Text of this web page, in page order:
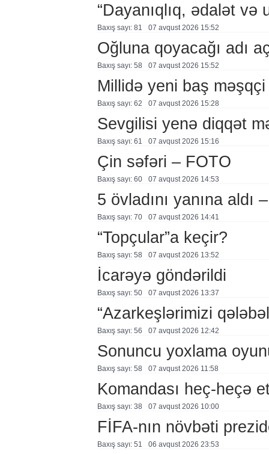
“Dayanıqlıq, ədalət
Baxış sayı: 81 07 avqust 2026 15:52
Oğluna qoyacağı adı
Baxış sayı: 58 07 avqust 2026 15:52
Millidə yeni baş məşqçi
Baxış sayı: 62 07 avqust 2026 15:28
Sevgilisi yenə diqqət
Baxış sayı: 61 07 avqust 2026 15:16
Çin səfəri – FOTO
Baxış sayı: 60 07 avqust 2026 14:53
5 övladını yanına aldı
Baxış sayı: 70 07 avqust 2026 14:41
“Topçular”a keçir?
Baxış sayı: 58 07 avqust 2026 13:52
İcarəyə göndərildi
Baxış sayı: 50 07 avqust 2026 13:37
“Azarkeşlərimizi
Baxış sayı: 56 07 avqust 2026 12:42
Sonuncu yoxlama
Baxış sayı: 58 07 avqust 2026 11:58
Komandası heç-heçə
Baxış sayı: 38 07 avqust 2026 10:00
FİFA-nın növbəti
Baxış sayı: 51 06 avqust 2026 23:53